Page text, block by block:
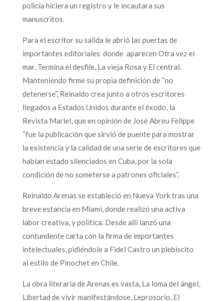
policía hiciera un registro y le incautara sus
manuscritos.
Para el escritor su salida le abrió las puertas de
importantes editoriales donde aparecen Otra vez el
mar, Termina el desfile, La vieja Rosa y El central.
Manteniendo firme su propia definición de “no
detenerse”, Reinaldo crea junto a otros escritores
llegados a Estados Unidos durante el éxodo, la
Revista Mariel, que en opinión de José Abreu Felippe
“fue la publicación que sirvió de puente para mostrar
la existencia y la calidad de una serie de escritores que
habían estado silenciados en Cuba, por la sola
condición de no someterse a patrones oficiales”.
Reinaldo Arenas se estableció en Nueva York tras una
breve estancia en Miami, donde realizó una activa
labor creativa, y política. Desde allí lanzó una
contundente carta con la firma de importantes
intelectuales, pidiéndole a Fidel Castro un plebiscito
al estilo de Pinochet en Chile.
La obra literaria de Arenas es vasta, La loma del ángel,
Libertad de vivir manifestándose, Leprosorio, El